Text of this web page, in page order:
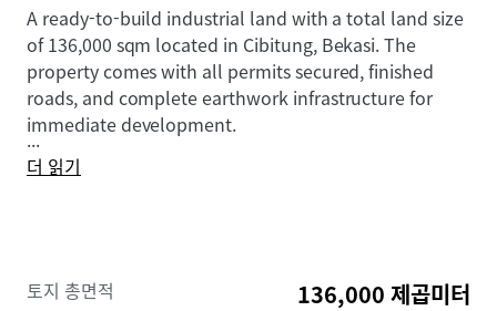
A ready-to-build industrial land with a total land size
of 136,000 sqm located in Cibitung, Bekasi. The
property comes with all permits secured, finished
roads, and complete earthwork infrastructure for
immediate development.
...
더 읽기
토지 총면적 136,000 제곱미터